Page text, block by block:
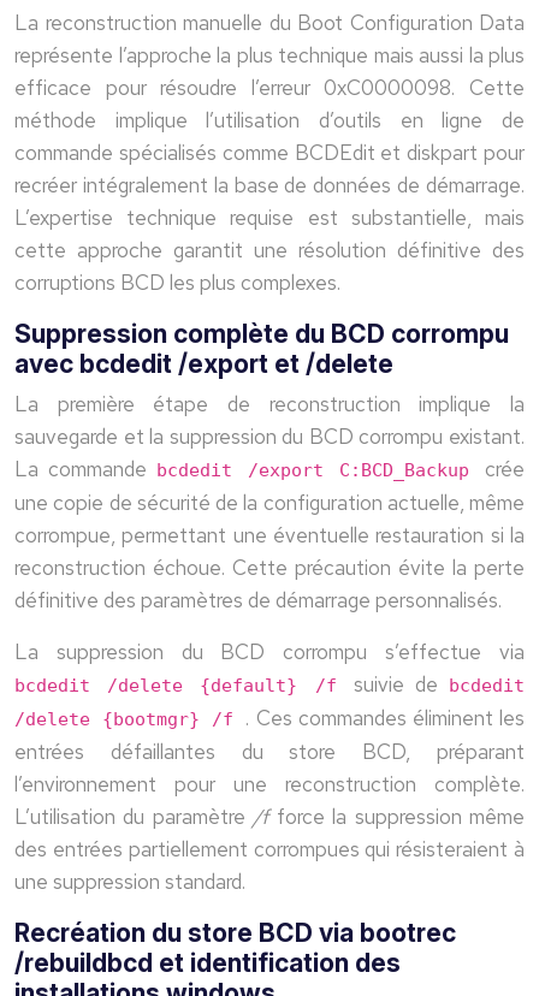
La reconstruction manuelle du Boot Configuration Data
représente l’approche la plus technique mais aussi la plus
efficace pour résoudre l’erreur 0xC0000098. Cette
méthode implique l’utilisation d’outils en ligne de
commande spécialisés comme BCDEdit et diskpart pour
recréer intégralement la base de données de démarrage.
L’expertise technique requise est substantielle, mais
cette approche garantit une résolution définitive des
corruptions BCD les plus complexes.
Suppression complète du BCD corrompu
avec bcdedit /export et /delete
La première étape de reconstruction implique la
sauvegarde et la suppression du BCD corrompu existant.
La commande bcdedit /export C:BCD_Backup crée
une copie de sécurité de la configuration actuelle, même
corrompue, permettant une éventuelle restauration si la
reconstruction échoue. Cette précaution évite la perte
définitive des paramètres de démarrage personnalisés.
La suppression du BCD corrompu s’effectue via
bcdedit /delete {default} /f suivie de
bcdedit
/delete {bootmgr} /f . Ces commandes éliminent les
entrées défaillantes du store BCD, préparant
l’environnement pour une reconstruction complète.
L’utilisation du paramètre /f force la suppression même
des entrées partiellement corrompues qui résisteraient à
une suppression standard.
Recréation du store BCD via bootrec
/rebuildbcd et identification des